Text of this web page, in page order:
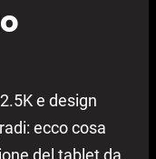
e design
ecco cosa
del tablet da